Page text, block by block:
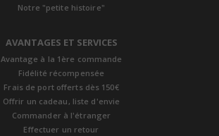
Notre "petite histoire"
AVANTAGES ET SERVICES
Avantage à la 1ère commande
Fidélité récompensée
Frais de port offerts dès 150€
Offrir un cadeau, liste d'envie
Commander à l'étranger
Effectuer un retour